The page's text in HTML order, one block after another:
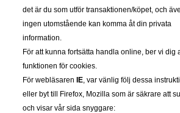
det är du som utför transaktionen/köpet, och
ingen utomstående kan komma åt din privata
information.
För att kunna fortsätta handla online, ber vi dig
funktionen för cookies.
För webläsarenIE , var vänlig följ dessa
eller byt till Firefox, Mozilla som är säkrare att
och visar vår sida snyggare: